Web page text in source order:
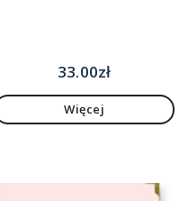
33.00zł
Więcej